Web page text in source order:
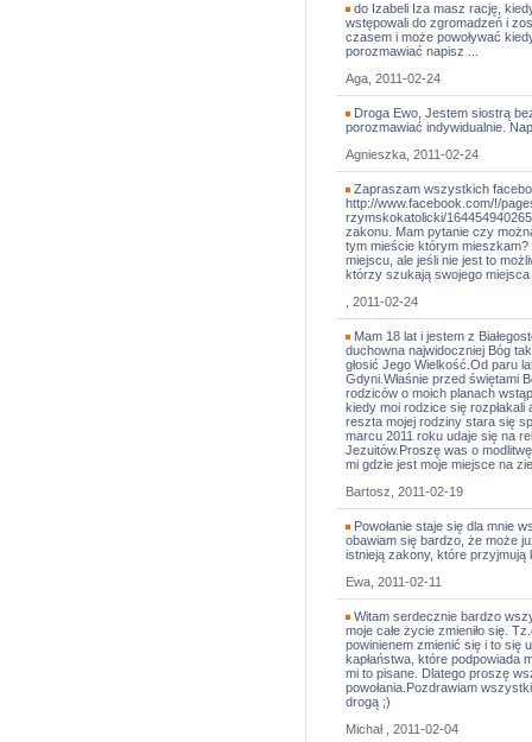
do Izabeli Iza masz rację,
wstępowali do zgromadzeń i
czasem i może powoływać
porozmawiać napisz ...
Aga, 2011-02-24
Droga Ewo, Jestem siostrą
porozmawiać indywidualnie.
Agnieszka, 2011-02-24
Zapraszam wszystkich
http://www.facebook.com/!/
rzymskokatolicki/
zakonu. Mam pytanie czy
tym mieście którym
miejscu, ale jeśli nie jest to
którzy szukają swojego
, 2011-02-24
Mam 18 lat i jestem z
duchowna najwidoczniej Bóg
głosić Jego Wielkość.Od paru
Gdyni.Właśnie przed świętami
rodziców o moich planach
kiedy moi rodzice się
reszta mojej rodziny stara się
marcu 2011 roku udaje się na
Jezuitów.Proszę was o
mi gdzie jest moje miejsce na
Bartosz, 2011-02-19
Powołanie staje się dla mnie
obawiam się bardzo, że może
istnieją zakony, które
Ewa, 2011-02-11
Witam serdecznie bardzo
moje całe życie zmieniło się.
powinienem zmienić się i to się
kapłaństwa, które podpowiada
mi to pisane. Dlatego proszę
powołania.Pozdrawiam
drogą ;)
Michał , 2011-02-04